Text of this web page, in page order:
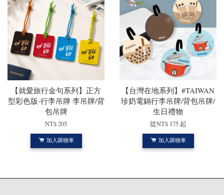
【就愛旅行金句系列】正方
型彩色版-行李吊牌 李吊牌/背
包吊牌
NT$ 205
加入購物車
【台灣在地系列】#TAIWAN
珍奶電鍋行李吊牌/背包吊牌/
生日禮物
從NT$ 175 起
加入購物車